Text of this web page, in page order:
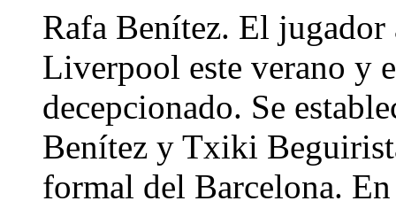
Rafa Benítez. El
Liverpool este verano y
decepcionado. Se
Benítez y Txiki
formal del Barcelona.